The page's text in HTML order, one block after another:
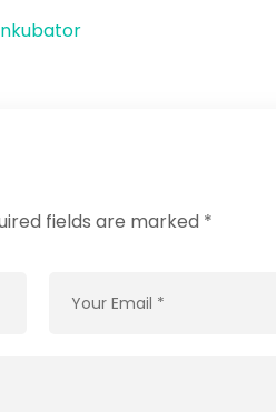
Inkubator
fields are marked *